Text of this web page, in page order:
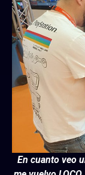
En cuanto veo